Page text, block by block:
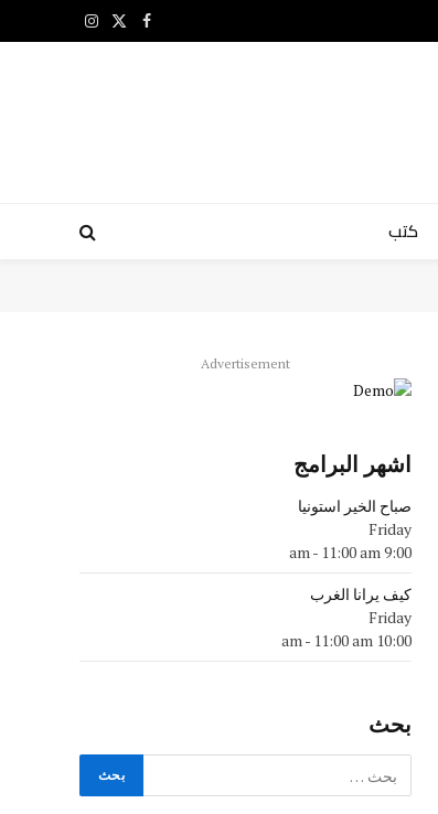
فيسبوك
X
الانستغرام
كتب
Advertisement
اشهر البرامج
صباح الخير استونيا
Friday
9:00 am
- 11:00 am
كيف يرانا الغرب
Friday
10:00 am
- 11:00 am
بحث